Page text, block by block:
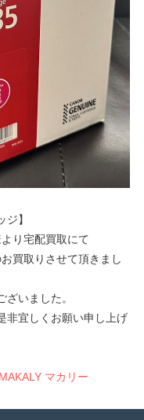
ジ】
り宅配買取にて
買取りさせて頂きまし
いました。
非宜しくお願い申し上げ
MAKALY マカリー